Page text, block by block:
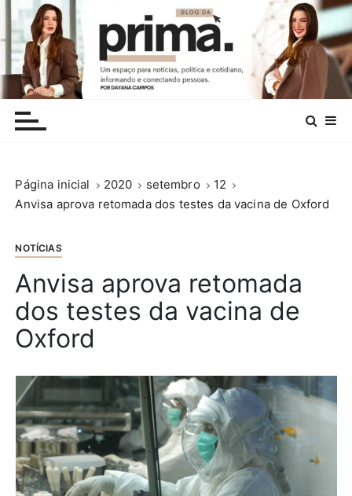
Página inicial 2020 setembro
12
Anvisa aprova retomada dos testes da vacina de Oxford
NOTÍCIAS
Anvisa aprova retomada
dos testes da vacina de
Oxford